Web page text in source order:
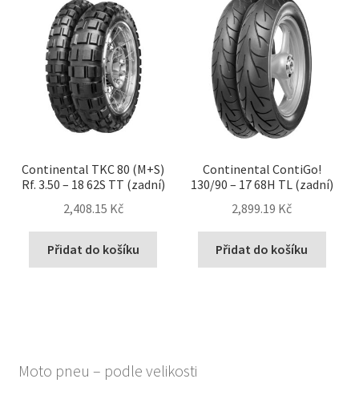
Continental TKC 80 (M+S)
Rf. 3.50 – 18 62S TT (zadní)
2,408.15 Kč
Přidat do košíku
Continental ContiGo!
130/90 – 17 68H TL (zadní)
2,899.19 Kč
Přidat do košíku
Moto pneu – podle velikosti